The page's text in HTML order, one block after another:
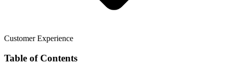
Customer Experience
Table of Contents